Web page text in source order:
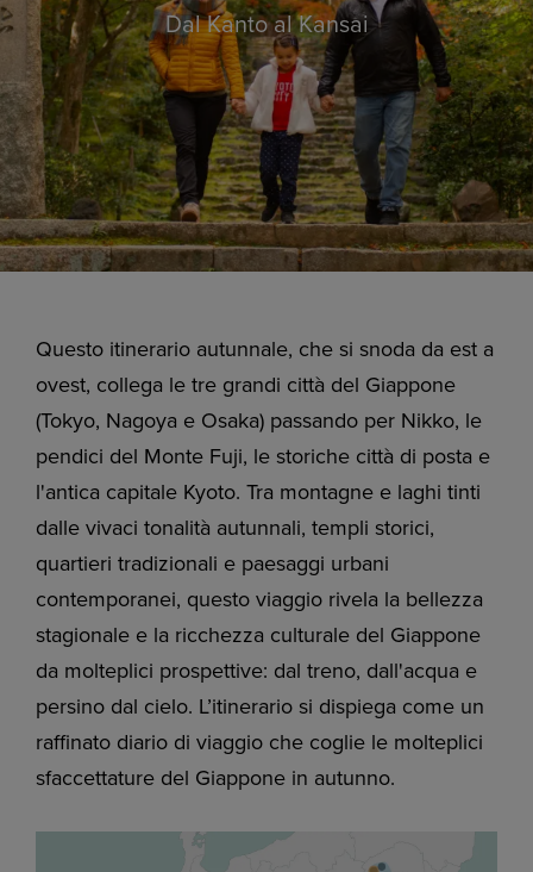
Dal Kanto al Kansai
Questo itinerario autunnale, che si snoda da est a
ovest, collega le tre grandi città del Giappone
(Tokyo, Nagoya e Osaka) passando per Nikko, le
pendici del Monte Fuji, le storiche città di posta e
l'antica capitale Kyoto. Tra montagne e laghi tinti
dalle vivaci tonalità autunnali, templi storici,
quartieri tradizionali e paesaggi urbani
contemporanei, questo viaggio rivela la bellezza
stagionale e la ricchezza culturale del Giappone
da molteplici prospettive: dal treno, dall'acqua e
persino dal cielo. L’itinerario si dispiega come un
raffinato diario di viaggio che coglie le molteplici
sfaccettature del Giappone in autunno.